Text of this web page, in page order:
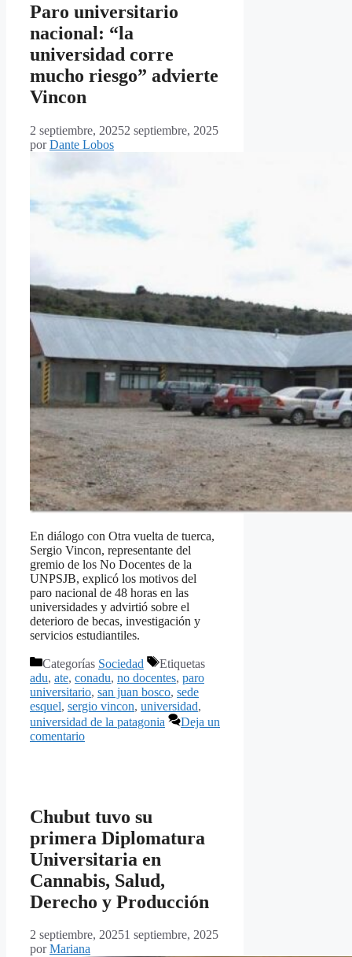
Paro universitario
nacional: “la
universidad corre
mucho riesgo” advierte
Vincon
2 septiembre, 20252 septiembre, 2025
porDante Lobos
En diálogo con Otra vuelta de tuerca,
Sergio Vincon, representante del
gremio de los No Docentes de la
UNPSJB, explicó los motivos del
paro nacional de 48 horas en las
universidades y advirtió sobre el
deterioro de becas, investigación y
servicios estudiantiles.
Categorías Sociedad
Etiquetas
adu, ate, conadu, no docentes, paro
universitario, san juan bosco, sede
esquel, sergio vincon, universidad,
universidad de la patagonia
Deja un
comentario
Chubut tuvo su
primera Diplomatura
Universitaria en
Cannabis, Salud,
Derecho y Producción
2 septiembre, 20251 septiembre, 2025
porMariana